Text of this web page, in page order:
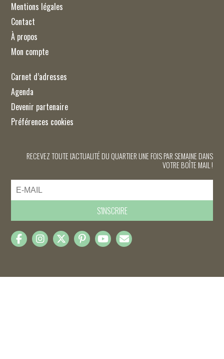
Mentions légales
Contact
À propos
Mon compte
Carnet d’adresses
Agenda
Devenir partenaire
Préférences cookies
RECEVEZ TOUTE L'ACTUALITÉ DU QUARTIER UNE FOIS PAR SEMAINE DANS
VOTRE BOÎTE MAIL !